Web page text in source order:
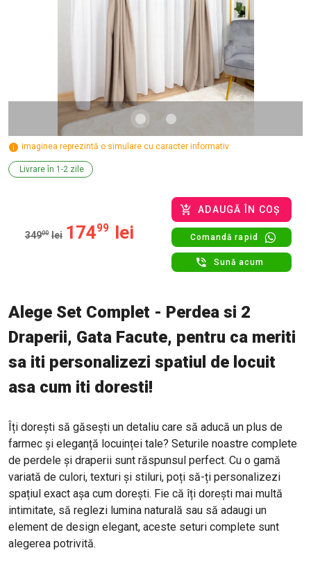
imaginea reprezintă o simulare cu caracter informativ.
Livrare în 1-2 zile
34900 lei 17499 lei
ADAUGĂ ÎN COȘ
Comandă rapid
Sună acum
Alege Set Complet - Perdea si 2
Draperii, Gata Facute, pentru ca meriti
sa iti personalizezi spatiul de locuit
asa cum iti doresti!
Îți dorești să găsești un detaliu care să aducă un plus de
farmec și eleganță locuinței tale? Seturile noastre complete
de perdele și draperii sunt răspunsul perfect. Cu o gamă
variată de culori, texturi și stiluri, poți să-ți personalizezi
spațiul exact așa cum dorești. Fie că îți dorești mai multă
intimitate, să reglezi lumina naturală sau să adaugi un
element de design elegant, aceste seturi complete sunt
alegerea potrivită.